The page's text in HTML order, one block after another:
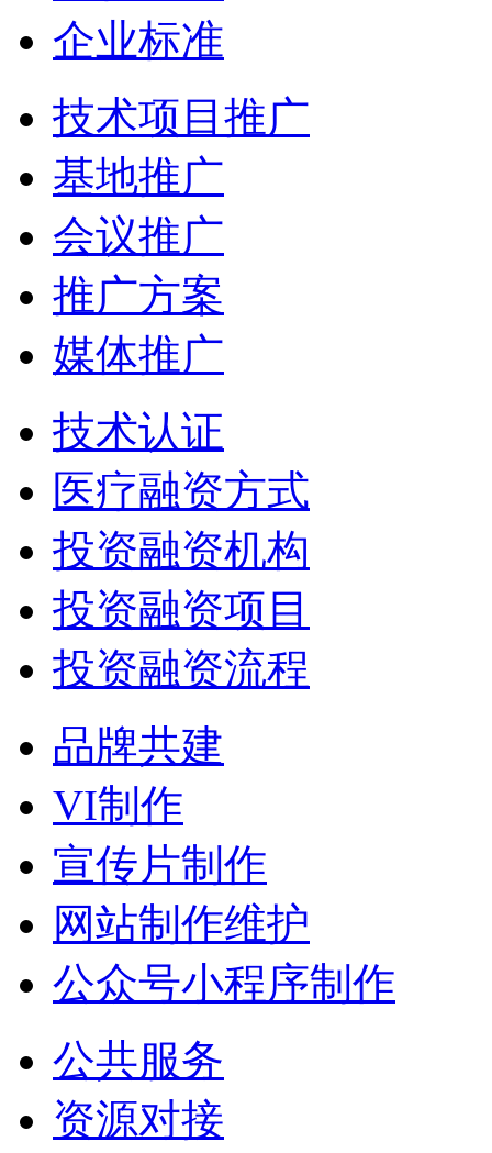
企业标准
技术项目推广
基地推广
会议推广
推广方案
媒体推广
技术认证
医疗融资方式
投资融资机构
投资融资项目
投资融资流程
品牌共建
VI制作
宣传片制作
网站制作维护
公众号小程序制作
公共服务
资源对接